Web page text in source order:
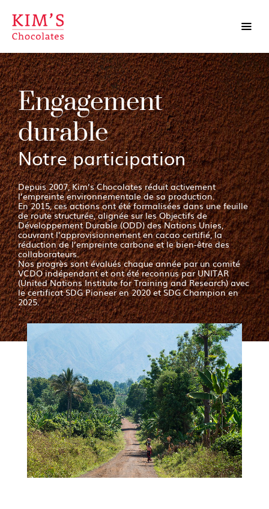
Engagement
durable
Notre participation
Depuis 2007, Kim’s Chocolates réduit activement
l’empreinte environnementale de sa production.
En 2015, ces actions ont été formalisées dans une feuille
de route structurée, alignée sur les Objectifs de
Développement Durable (ODD) des Nations Unies,
couvrant l’approvisionnement en cacao certifié, la
réduction de l’empreinte carbone et le bien-être des
collaborateurs.
Nos progrès sont évalués chaque année par un comité
VCDO indépendant et ont été reconnus par UNITAR
(United Nations Institute for Training and Research) avec
le certificat SDG Pioneer en 2020 et SDG Champion en
2025.